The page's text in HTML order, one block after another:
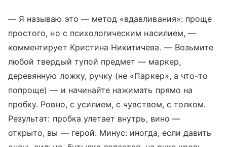
— Я называю это — метод «вдавливания»: проще
простого, но с психологическим насилием, —
комментирует Кристина Никитичева. — Возьмите
любой твердый тупой предмет — маркер,
деревянную ложку, ручку (не «Паркер», а что-то
попроще) — и начинайте нажимать прямо на
пробку. Ровно, с усилием, с чувством, с толком.
Результат: пробка улетает внутрь, вино —
открыто, вы — герой. Минус: иногда, если давить